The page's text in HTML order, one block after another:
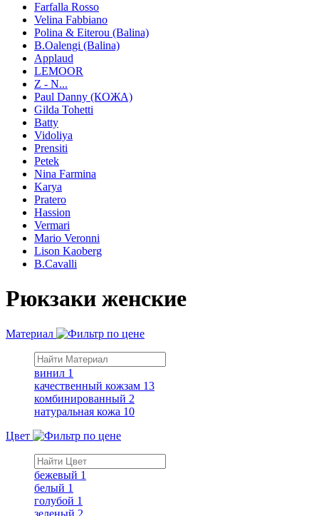
Farfalla Rosso
Velina Fabbiano
Polina & Eiterou (Balina)
B.Oalengi (Balina)
Applaud
LEMOOR
Z - N...
Paul Danny (КОЖА)
Gilda Tohetti
Batty
Vidoliya
Prensiti
Petek
Nina Farmina
Karya
Pratero
Hassion
Vermari
Mario Veronni
Lison Kaoberg
B.Cavalli
Рюкзаки женские
Материал
винил 1
качественный кожзам 13
комбинированный 2
натуральная кожа 10
Цвет
бежевый 1
белый 1
голубой 1
зеленый 2